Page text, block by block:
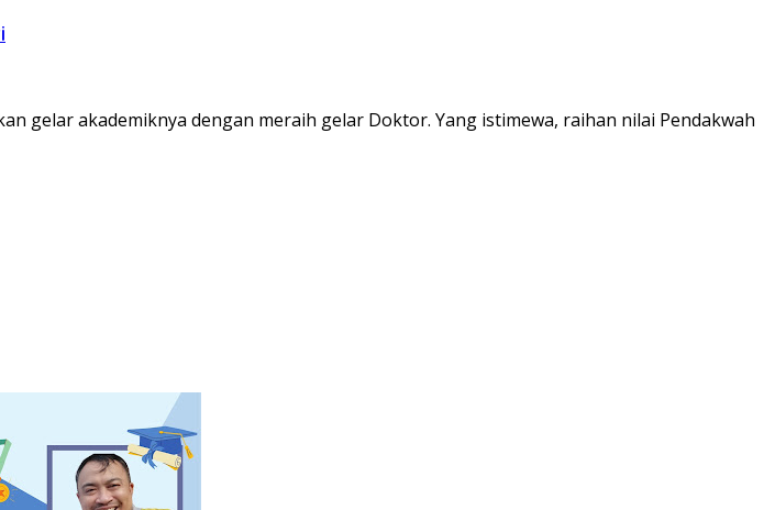
gelar akademiknya dengan meraih gelar Doktor. Yang istimewa, raihan nilai Pendakwah